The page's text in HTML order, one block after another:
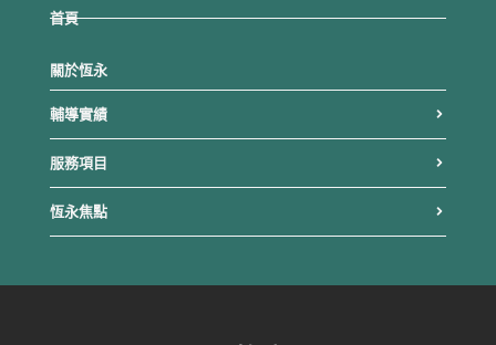
首頁
關於恆永
輔導實績
服務項目
恆永焦點